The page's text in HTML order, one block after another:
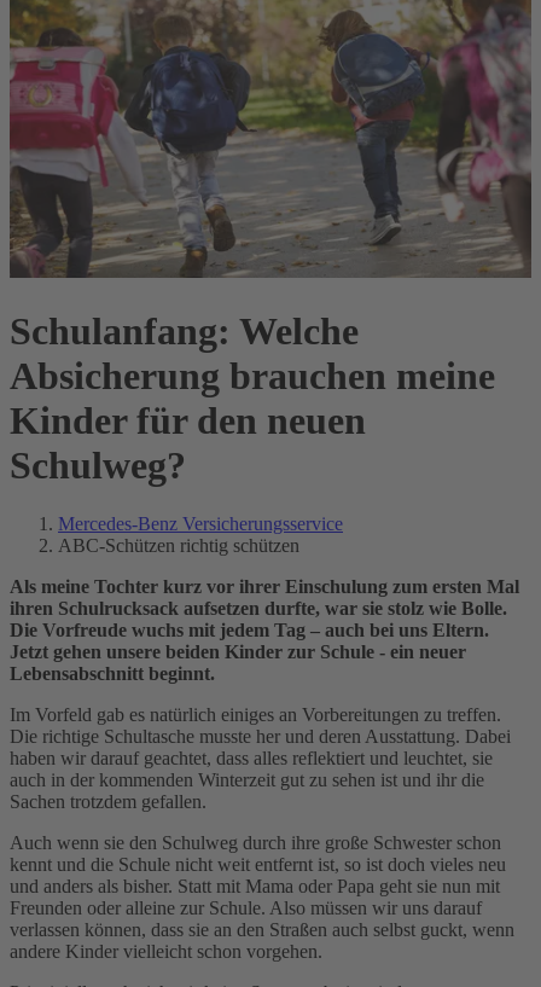
Schulanfang: Welche
Absicherung brauchen meine
Kinder für den neuen
Schulweg?
Mercedes-Benz Versicherungsservice
ABC-Schützen richtig schützen
Als meine Tochter kurz vor ihrer Einschulung zum ersten Mal
ihren Schulrucksack aufsetzen durfte, war sie stolz wie Bolle.
Die Vorfreude wuchs mit jedem Tag – auch bei uns Eltern.
Jetzt gehen unsere beiden Kinder zur Schule - ein neuer
Lebensabschnitt beginnt.
Im Vorfeld gab es natürlich einiges an Vorbereitungen zu treffen.
Die richtige Schultasche musste her und deren Ausstattung. Dabei
haben wir darauf geachtet, dass alles reflektiert und leuchtet, sie
auch in der kommenden Winterzeit gut zu sehen ist und ihr die
Sachen trotzdem gefallen.
Auch wenn sie den Schulweg durch ihre große Schwester schon
kennt und die Schule nicht weit entfernt ist, so ist doch vieles neu
und anders als bisher. Statt mit Mama oder Papa geht sie nun mit
Freunden oder alleine zur Schule. Also müssen wir uns darauf
verlassen können, dass sie an den Straßen auch selbst guckt, wenn
andere Kinder vielleicht schon vorgehen.